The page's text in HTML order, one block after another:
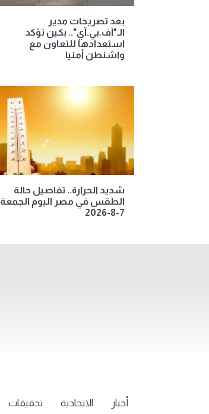
بعد تصريحات مدير
الـ"أف.بي.آي".. بكين تؤكد
استعدادها للتعاون مع
واشنطن أمنيا
شديد الحرارة.. تفاصيل حالة
الطقس في مصر اليوم الجمعة
7-8-2026
أخبار الاتحادية تحقيقات